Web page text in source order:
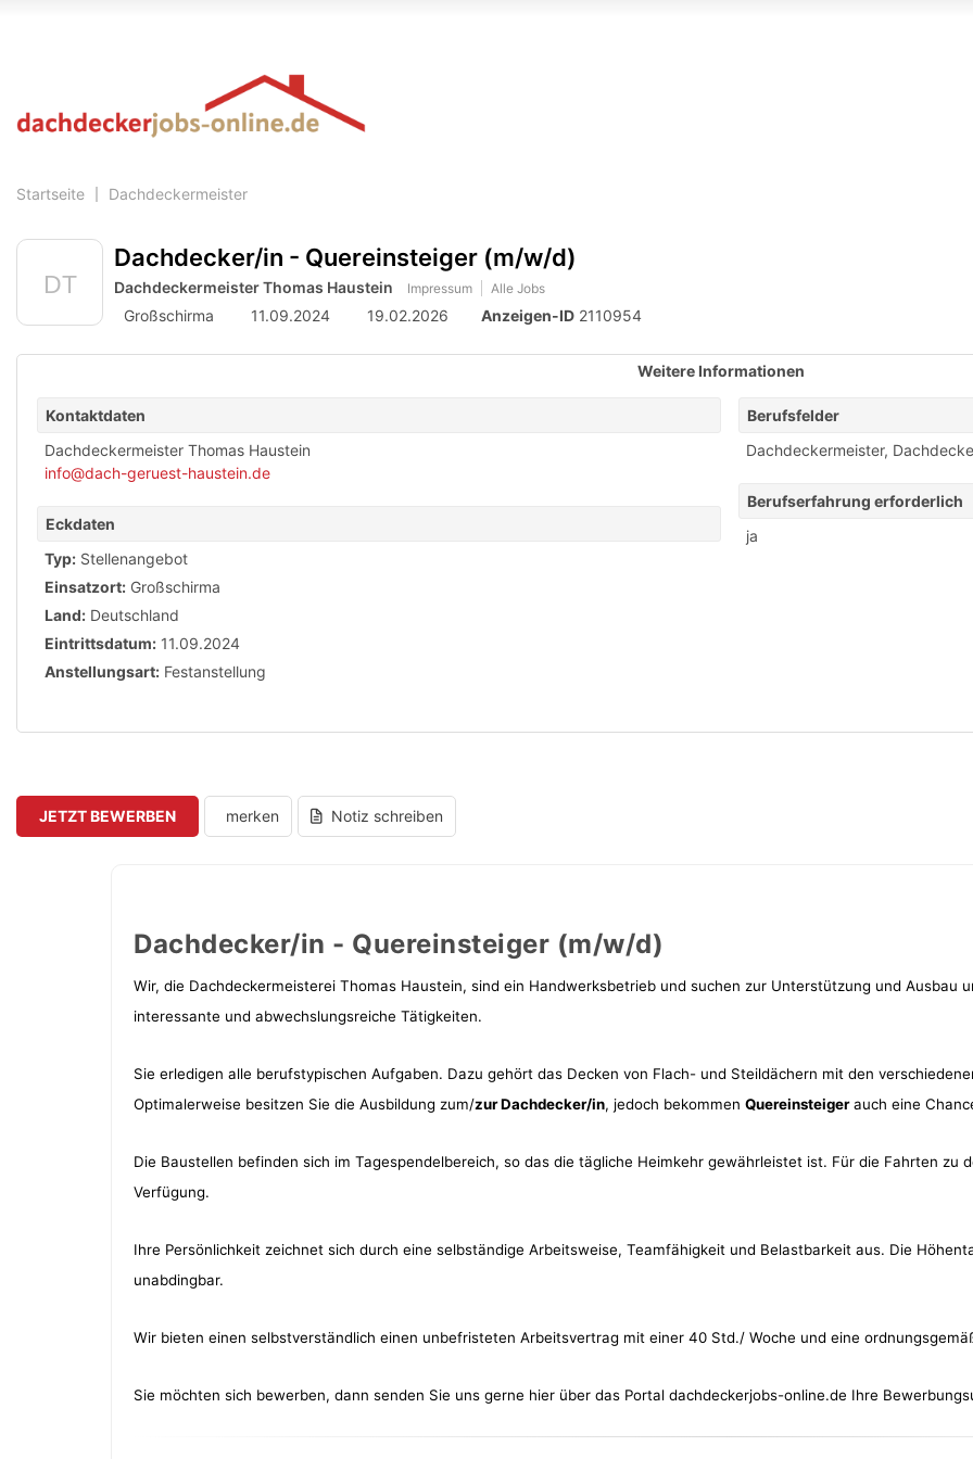
Navigation
zum
Startseite Dachdeckermeister
Dachdecker/in - Quereinsteiger (m/w/d)
Dachdeckermeister Thomas Haustein Impressum Alle Jobs
Großschirma 11.09.2024 19.02.2026 Anzeigen-ID 2110954
Weitere Informationen
Kontaktdaten
Dachdeckermeister Thomas Haustein
info@dach-geruest-haustein.de
Eckdaten
Typ: Stellenangebot
Einsatzort: Großschirma
Land: Deutschland
Eintrittsdatum: 11.09.2024
Anstellungsart: Festanstellung
Berufsfelder
Dachdeckermeister,
Berufserfahrung erforderlich
ja
JETZT BEWERBEN merken Notiz schreiben
Dachdecker/in - Quereinsteiger (m/w/d)
Wir, die Dachdeckermeisterei Thomas Haustein, sind ein Handwerksbetrieb und suchen zur Unterstützung und Ausbau
interessante und abwechslungsreiche Tätigkeiten.
Sie erledigen alle berufstypischen Aufgaben. Dazu gehört das Decken von Flach- und Steildächern mit den
Optimalerweise besitzen Sie die Ausbildung zum/zur Dachdecker/in, jedoch bekommen Quereinsteigerauch eine
Die Baustellen befinden sich im Tagespendelbereich, so das die tägliche Heimkehr gewährleistet ist. Für die Fahrten zu
Verfügung.
Ihre Persönlichkeit zeichnet sich durch eine selbständige Arbeitsweise, Teamfähigkeit und Belastbarkeit aus. Die
unabdingbar.
Wir bieten einen selbstverständlich einen unbefristeten Arbeitsvertrag mit einer 40 Std./ Woche und eine
Sie möchten sich bewerben, dann senden Sie uns gerne hier über das Portal dachdeckerjobs-online.de Ihre